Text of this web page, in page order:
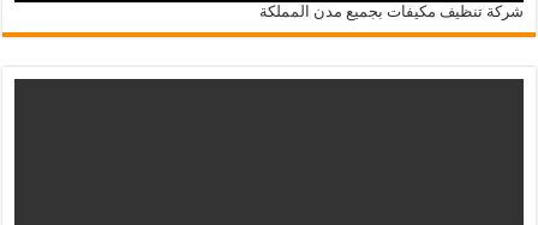
شركة تنظيف مكيفات بجميع مدن المملكة